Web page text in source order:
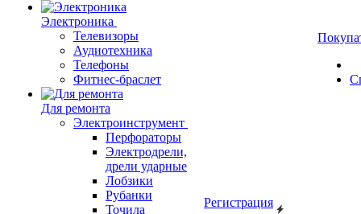
Электроника
Телевизоры
Аудиотехника
Телефоны
Фитнес-браслет
Для ремонта
Электроинструмент
Перфораторы
Электродрели,
дрели ударные
Лобзики
Рубанки
Точила
Регистрация